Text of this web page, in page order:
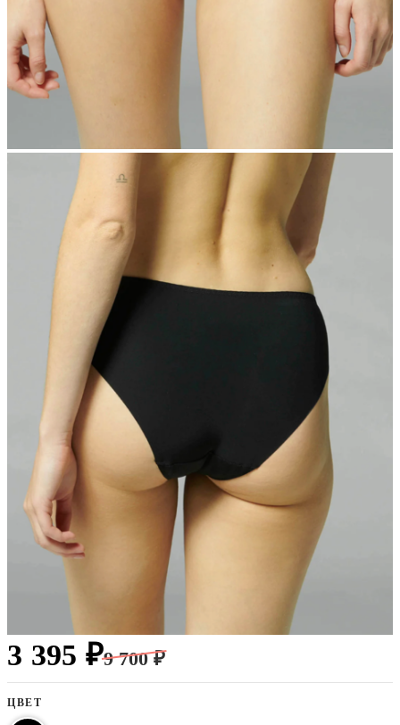
3 395 ₽9 700 ₽
ЦВЕТ